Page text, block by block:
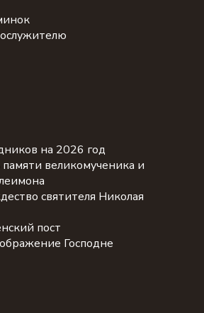
на 2026 год
великомученика и
святителя Николая
пост
Господне